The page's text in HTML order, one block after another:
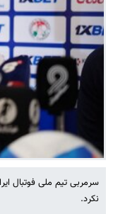
سرمربی تیم ملی فوتبال
نکرد.